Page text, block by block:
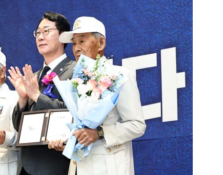
2
"숙련된 모습" 통영 60대女
제로 갈 가능성 있나…범인의
"정청래, 李 모욕에 침묵" vs
말라"…친명-친청 최고위원
격돌
4
강원 동해안 '물폭탄'…도로 침
고립
5
‘탄약 고갈 보도’에 격노한 트
색출하라”